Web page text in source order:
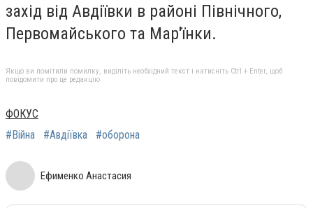
захід від Авдіївки в районі Північного,
Первомайського та Мар'їнки.
Якщо ви помітили помилку, виділіть необхідний текст і натисніть Ctrl + Enter, щоб
повідомити про це редакцію
ФОКУС
#Війна
#Авдіївка #оборона
Ефименко Анастасия